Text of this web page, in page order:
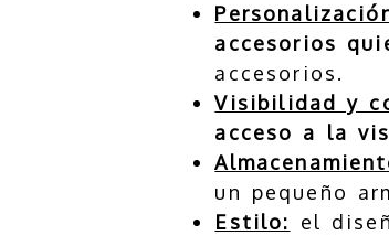
accesorios
accesorios.
Visibilidad y
acceso a la
un pequeño
Estilo: el